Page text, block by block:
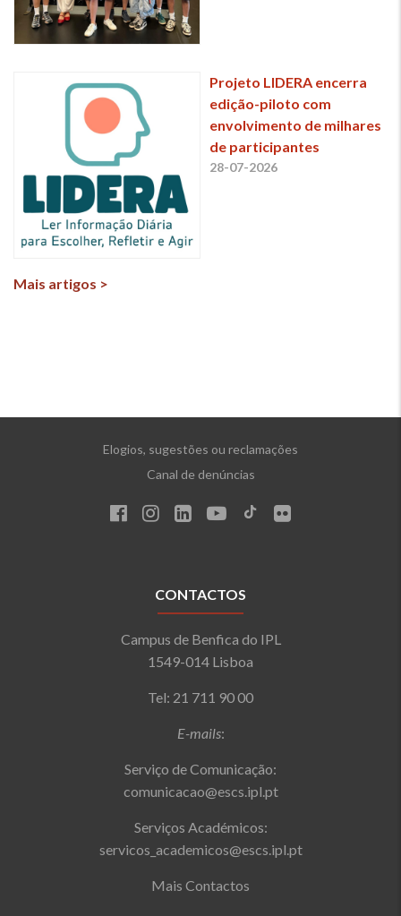
Projeto LIDERA encerra
edição-piloto com
envolvimento de milhares
de participantes
28-07-2026
Mais artigos >
Elogios, sugestões ou reclamações
Canal de denúncias
CONTACTOS
Campus de Benfica do IPL
1549-014 Lisboa
Tel: 21 711 90 00
E-mails:
Serviço de Comunicação:
comunicacao@escs.ipl.pt
Serviços Académicos:
servicos_academicos@escs.ipl.pt
Mais Contactos